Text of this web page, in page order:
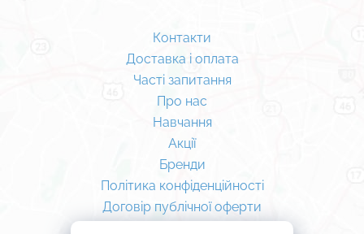
Контакти
Доставка і оплата
Часті запитання
Про нас
Навчання
Акції
Бренди
Політика конфіденційності
Договір публічної оферти